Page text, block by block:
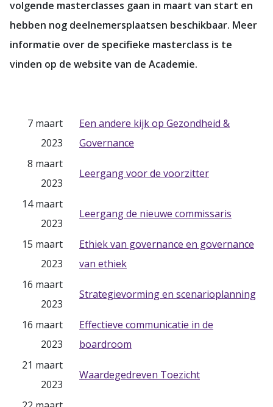
volgende masterclasses gaan in maart van start en
hebben nog deelnemersplaatsen beschikbaar. Meer
informatie over de specifieke masterclass is te
vinden op de website van de Academie.
7 maart
2023
Een andere kijk op Gezondheid &
Governance
8 maart
2023
Leergang voor de voorzitter
14 maart
2023
Leergang de nieuwe commissaris
15 maart
2023
Ethiek van governance en governance
van ethiek
16 maart
2023
Strategievorming en scenarioplanning
16 maart
2023
Effectieve communicatie in de
boardroom
21 maart
2023
Waardegedreven Toezicht